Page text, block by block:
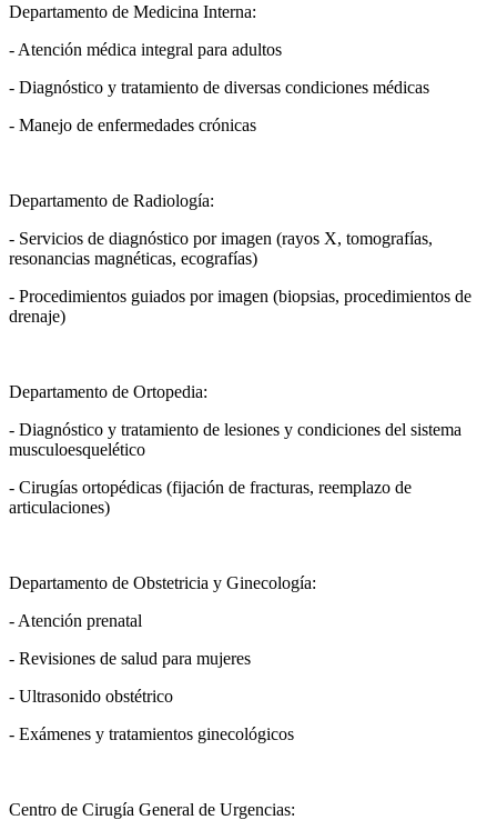
Departamento de Medicina Interna:
- Atención médica integral para adultos
- Diagnóstico y tratamiento de diversas condiciones médicas
- Manejo de enfermedades crónicas
Departamento de Radiología:
- Servicios de diagnóstico por imagen (rayos X, tomografías,
resonancias magnéticas, ecografías)
- Procedimientos guiados por imagen (biopsias, procedimientos de
drenaje)
Departamento de Ortopedia:
- Diagnóstico y tratamiento de lesiones y condiciones del sistema
musculoesquelético
- Cirugías ortopédicas (fijación de fracturas, reemplazo de
articulaciones)
Departamento de Obstetricia y Ginecología:
- Atención prenatal
- Revisiones de salud para mujeres
- Ultrasonido obstétrico
- Exámenes y tratamientos ginecológicos
Centro de Cirugía General de Urgencias: